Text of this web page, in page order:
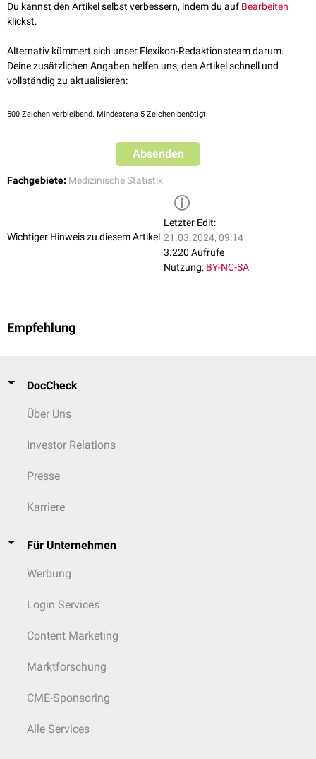
Epidemienoder Pandemien), da es durch den Zeitraum zwischen
Diagnose
Du kannst den Artikel selbst verbessern, indem du auf Bearbeiten
klickst.
Alternativ kümmert sich unser Flexikon-Redaktionsteam darum.
Deine zusätzlichen Angaben helfen uns, den Artikel schnell und
vollständig zu aktualisieren:
500 Zeichen verbleibend. Mindestens 5 Zeichen benötigt.
Absenden
Fachgebiete: Medizinische Statistik
Wichtiger Hinweis zu diesem Artikel
Letzter Edit:
21.03.2024, 09:14
3.220 Aufrufe
Nutzung: BY-NC-SA
Empfehlung
DocCheck
Über Uns
Investor Relations
Presse
Karriere
Für Unternehmen
Werbung
Login Services
Content Marketing
Marktforschung
CME-Sponsoring
Alle Services